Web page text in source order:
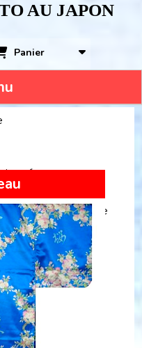
AU JAPON
Panier
femme
femme "Made